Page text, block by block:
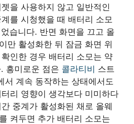
을 사용하지 않고 일반적인
를 시청했을 때 배터리 소모
습니다. 반면 화면을 끄고 올
만 활성화한 뒤 잠금 화면 위
인한 경우 배터리 소모는 약
흥미로운 점은 콜라티비 스트
서 계속 동작하는 상태에서도
리 영향이 생각보다 미미하다
중계가 활성화된 채로 올웨
켜두면 추가 배터리 소모는